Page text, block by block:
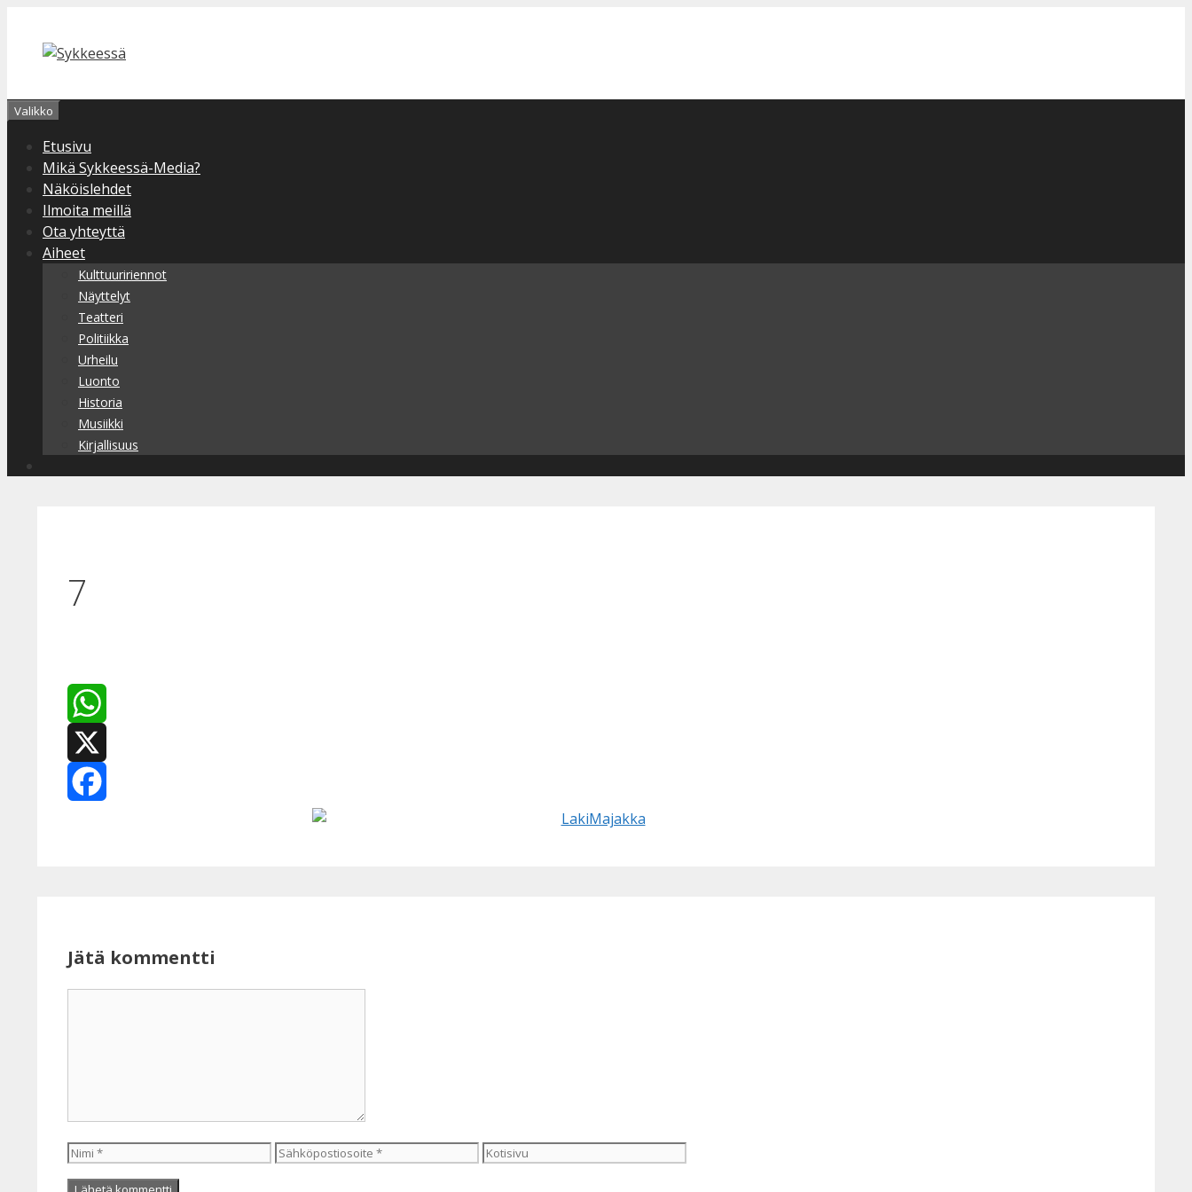
sisältöön
Valikko
Etusivu
Mikä Sykkeessä-Media?
Näköislehdet
Ilmoita meillä
Ota yhteyttä
Aiheet
Kulttuuririennot
Näyttelyt
Teatteri
Politiikka
Urheilu
Luonto
Historia
Musiikki
Kirjallisuus
7
WhatsApp
X
Jätä kommentti
Nimi Sähköpostiosoite Kotisivu